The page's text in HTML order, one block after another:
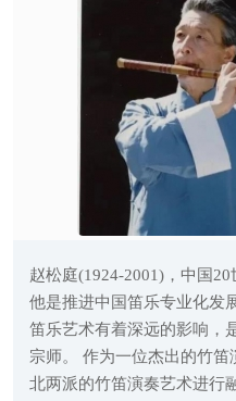
赵松庭(1924-2001)，中国
他是推进中国笛乐专业化发
笛乐艺术有着深远的影响，
宗师。 作为一位杰出的竹
北两派的竹笛演奏艺术进行